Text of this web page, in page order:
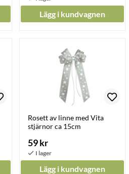
Lägg i kundvagnen
Rosett av linne med Vita
stjärnor ca 15cm
59 kr
Lägg i kundvagnen